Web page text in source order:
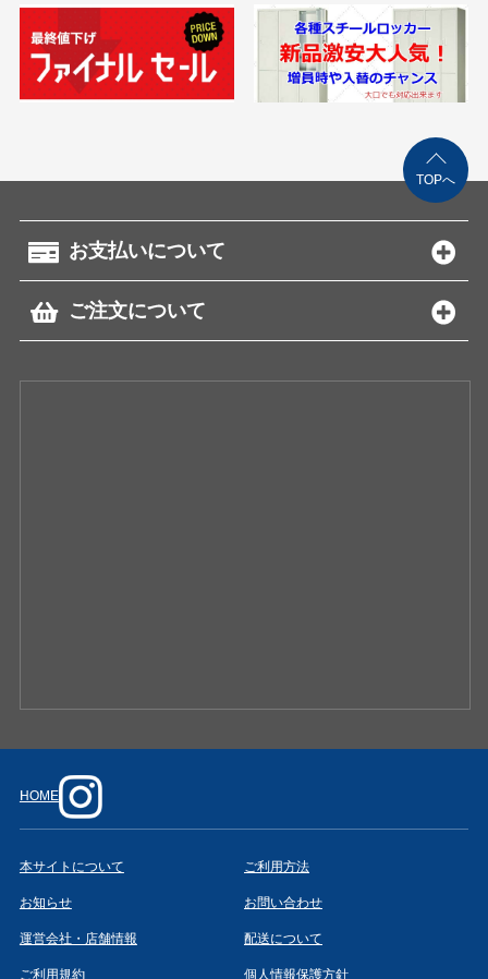
お支払いについて
ご注文について
HOME
本サイトについて ご利用方法
お知らせ お問い合わせ
運営会社・店舗情報 配送について
ご利用規約 個人情報保護方針
TOPへ